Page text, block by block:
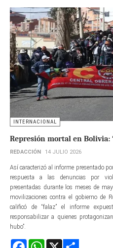
INTERNACIONAL
Represión mortal en Bolivia:
REDACCIÓN 14 JULIO 2026
Así caracterizó al informe presentado
respuesta a las denuncias por
presentadas durante los meses de
movilizaciones contra el gobierno de
calificó de “falaz” el informe
responsabilizar a quienes
hubo”.
FacebookWhatsApp